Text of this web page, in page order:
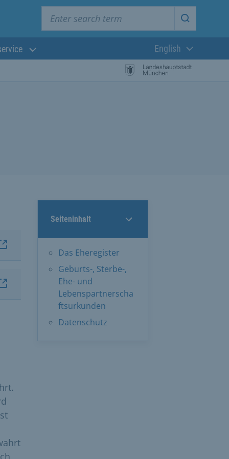
Start
Current
English
Seiteninhalt
Das Eheregister
Geburts-, Sterbe-,
Ehe- und
Lebenspartnerscha
ftsurkunden
Datenschutz